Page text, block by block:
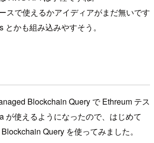
スで使えるかアイディアがまだ無いです
とかも組み込みやすそう。
Blockchain Query で Ethreum テス
が使えるようになったので、はじめて
Query を使ってみました。